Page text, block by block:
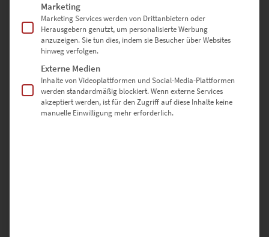
Lichtakzenten als beeindruckende, moderne Fotokunstwerke, die
besonders lebendig wirken und dich in ihren Bann ziehen werden.
Hochwertige Wandbilder mit
meditativem Mehrwert
Gerahmte Bilder für das Wohnzimmer unterstreichen ein
Marketing
Marketing Services werden von Drittanbietern oder
Herausgebern genutzt, um personalisierte Werbung
anzuzeigen. Sie tun dies, indem sie Besucher über Websites
hinweg verfolgen.
Externe Medien
Inhalte von Videoplattformen und Social-Media-Plattformen
werden standardmäßig blockiert. Wenn externe Services
akzeptiert werden, ist für den Zugriff auf diese Inhalte keine
manuelle Einwilligung mehr erforderlich.